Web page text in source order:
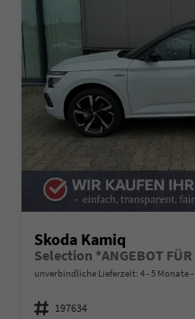
Skoda Kamiq
unverbindliche Lieferzeit: 4 - 5 Monate
Fahrzeugnummer 197634